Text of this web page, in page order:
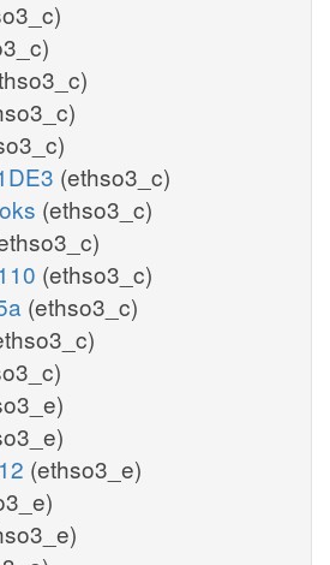
(ethso3_c)
(ethso3_c)
(ethso3_c)
(ethso3_c)
(ethso3_e)